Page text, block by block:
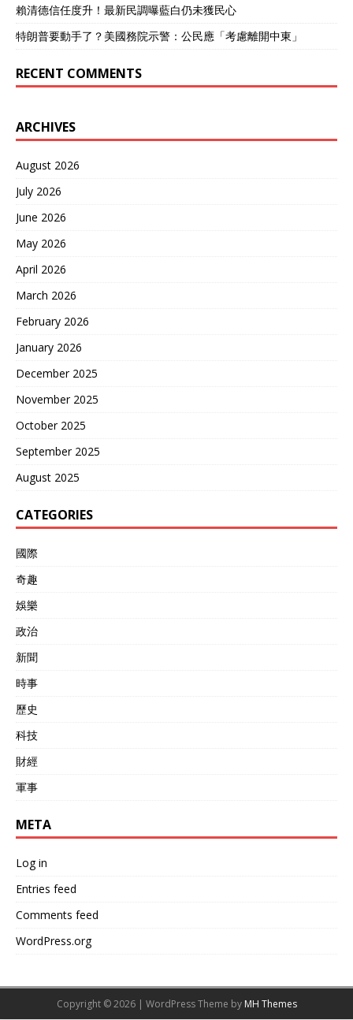
賴清德信任度升！最新民調曝藍白仍未獲民心
特朗普要動手了？美國務院示警：公民應「考慮離開中東」
RECENT COMMENTS
ARCHIVES
August 2026
July 2026
June 2026
May 2026
April 2026
March 2026
February 2026
January 2026
December 2025
November 2025
October 2025
September 2025
August 2025
CATEGORIES
國際
奇趣
娛樂
政治
新聞
時事
歷史
科技
財經
軍事
META
Log in
Entries feed
Comments feed
WordPress.org
Copyright © 2026 | WordPress Theme by MH Themes